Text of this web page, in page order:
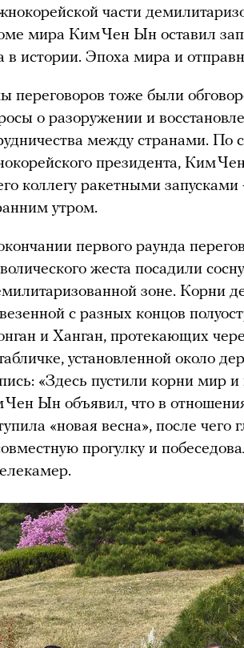
части
мира Ким Чен Ын оставил
в истории. Эпоха мира и
переговоров тоже были
о разоружении и
между странами. По
президента, Ким
коллегу ракетными
утром.
первого раунда
жеста посадили
зоне. Корни
с разных концов
и Ханган, протекающих
установленной около
«Здесь пустили корни мир
Чен Ын объявил, что в
«новая весна», после чего
прогулку и